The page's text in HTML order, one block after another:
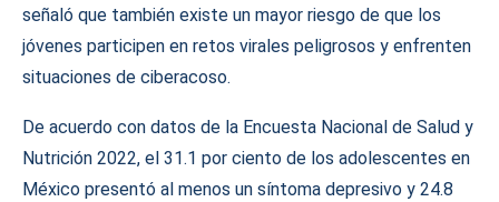
señaló que también existe un mayor riesgo de que los
jóvenes participen en retos virales peligrosos y enfrenten
situaciones de ciberacoso.
De acuerdo con datos de la Encuesta Nacional de Salud y
Nutrición 2022, el 31.1 por ciento de los adolescentes en
México presentó al menos un síntoma depresivo y 24.8